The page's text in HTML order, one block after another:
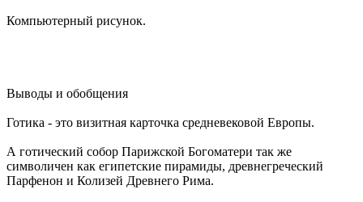
Компьютерный рисунок.
Выводы и обобщения
Готика - это визитная карточка средневековой Европы.
А готический собор Парижской Богоматери так же
символичен как египетские пирамиды, древнегреческий
Парфенон и Колизей Древнего Рима.